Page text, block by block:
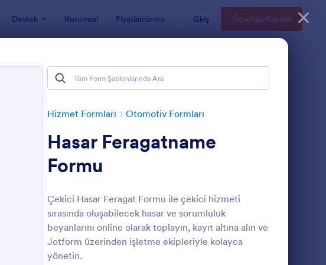
Destek Kurumsal Fiyatlandırma Giriş Ücretsiz Kaydol
Hizmet Formları Otomotiv Formları
Hasar Feragatname
Formu
Çekici Hasar Feragat Formu ile çekici hizmeti
sırasında oluşabilecek hasar ve sorumluluk
beyanlarını online olarak toplayın, kayıt altına alın ve
Jotform üzerinden işletme ekipleriyle kolayca
yönetin.
🚗🧼✨ : Araç Bakım Kontrol Listesi Formu Önizleme